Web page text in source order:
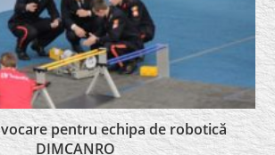
pentru echipa de robotică
DIMCANRO